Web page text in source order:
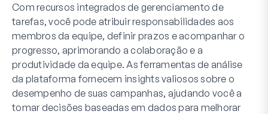
Com recursos integrados de gerenciamento de
tarefas, você pode atribuir responsabilidades aos
membros da equipe, definir prazos e acompanhar o
progresso, aprimorando a colaboração e a
produtividade da equipe. As ferramentas de análise
da plataforma fornecem insights valiosos sobre o
desempenho de suas campanhas, ajudando você a
tomar decisões baseadas em dados para melhorar